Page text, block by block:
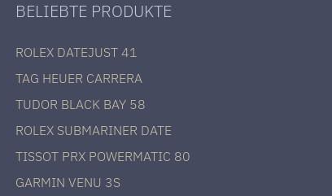
BELIEBTE PRODUKTE
ROLEX DATEJUST 41
TAG HEUER CARRERA
TUDOR BLACK BAY 58
ROLEX SUBMARINER DATE
TISSOT PRX POWERMATIC 80
GARMIN VENU 3S